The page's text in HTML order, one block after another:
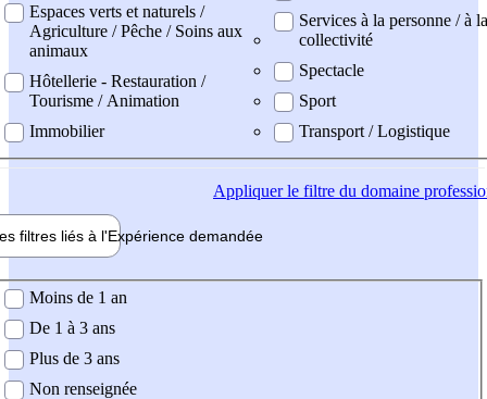
Espaces verts et naturels /
Agriculture / Pêche / Soins aux
animaux
Hôtellerie - Restauration /
Tourisme / Animation
Immobilier
Services à la personne / à la
collectivité
Spectacle
Sport
Transport / Logistique
Appliquerle filtre du domaine
filtres liés à l'Expérience demandée
demandée
Moins de 1 an
De 1 à 3 ans
Plus de 3 ans
Non renseignée